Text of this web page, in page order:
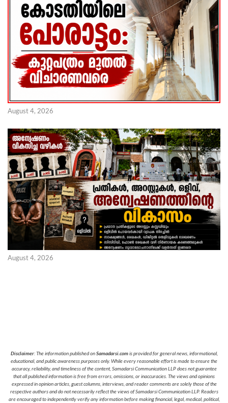
August 4, 2026
August 4, 2026
Disclaimer: The information published onSamadarsi.comis provided for general news, informational,
educational, and public awareness purposes only. While every reasonable effort is made to ensure the
accuracy, reliability, and timeliness of the content, Samadarsi Communication LLP does not guarantee
that all published information is free from errors, omissions, or inaccuracies. The views and opinions
expressed in opinion articles, guest columns, interviews, and reader comments are solely those of the
respective authors and do not necessarily reflect the views of Samadarsi Communication LLP. Readers
are encouraged to independently verify any information before making financial, legal, medical, political,